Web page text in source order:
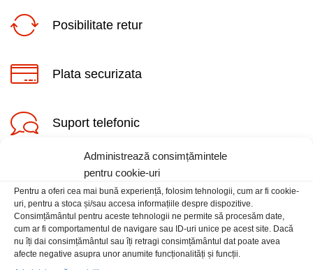
Administrează consimțămintele
pentru cookie-uri
Pentru a oferi cea mai bună experiență, folosim tehnologii, cum ar fi cookie-
uri, pentru a stoca și/sau accesa informațiile despre dispozitive.
Consimțământul pentru aceste tehnologii ne permite să procesăm date,
cum ar fi comportamentul de navigare sau ID-uri unice pe acest site. Dacă
nu îți dai consimțământul sau îți retragi consimțământul dat poate avea
afecte negative asupra unor anumite funcționalități și funcții.
Posibilitate retur
Plata securizata
Suport telefonic
Informatii